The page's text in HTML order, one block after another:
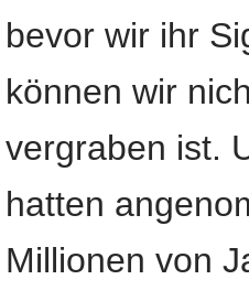
bevor wir ihr
können wir
vergraben ist.
hatten
Millionen von